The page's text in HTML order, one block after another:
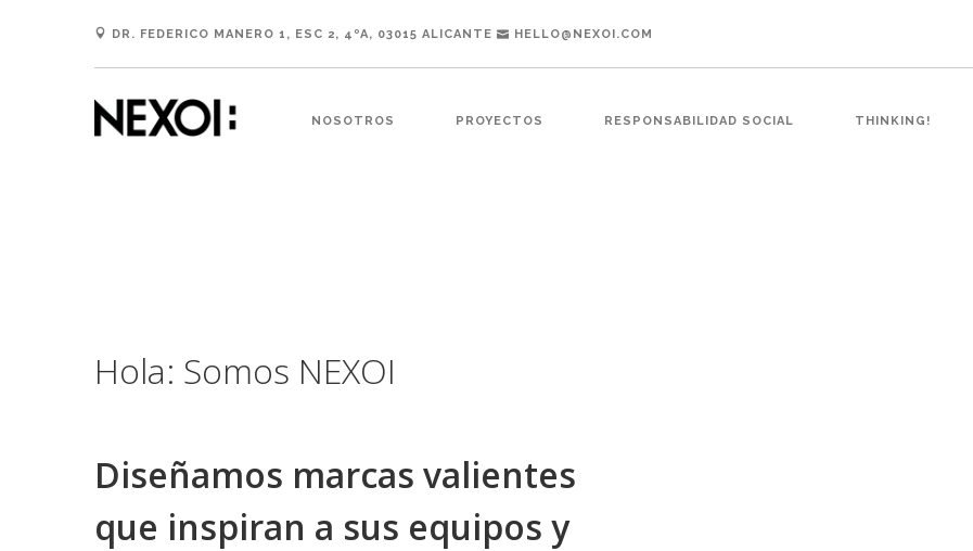
DR. FEDERICO MANERO 1, ESC 2, 4ºA, 03015 ALICANTE HELLO@NEXOI.COM
NOSOTROS PROYECTOS RESPONSABILIDAD SOCIAL THINKING!
Hola: Somos NEXOI
Diseñamos marcas valientes
que inspiran a sus equipos y